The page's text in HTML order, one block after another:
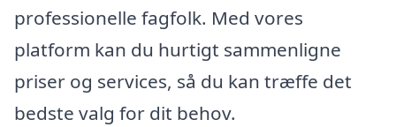
professionelle fagfolk. Med vores
platform kan du hurtigt sammenligne
priser og services, så du kan træffe det
bedste valg for dit behov.